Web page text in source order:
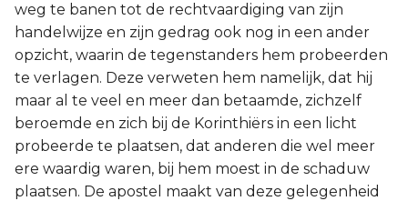
Jona
Hábakuk
weg te banen tot de rechtvaardiging van zijn
handelwijze en zijn gedrag ook nog in een ander
opzicht, waarin de tegenstanders hem probeerden
te verlagen. Deze verweten hem namelijk, dat hij
maar al te veel en meer dan betaamde, zichzelf
beroemde en zich bij de Korinthiërs in een licht
probeerde te plaatsen, dat anderen die wel meer
ere waardig waren, bij hem moest in de schaduw
plaatsen. De apostel maakt van deze gelegenheid